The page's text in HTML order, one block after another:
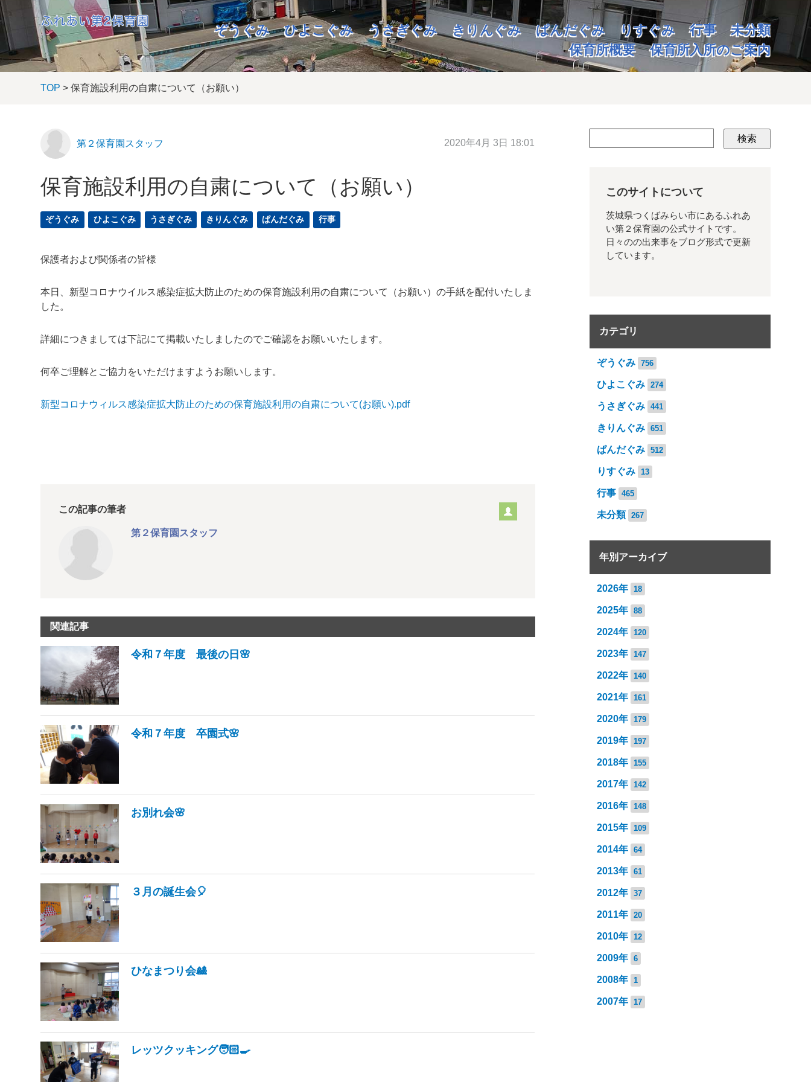
ぞうぐみ ひよこぐみ うさぎぐみ きりんぐみ ぱんだぐみ りすぐみ 行事
未分類
保育所概要
保育所入所のご案内
TOP > 保育施設利用の自粛について（お願い）
第２保育園スタッフ 2020年4月 3日 18:01
保育施設利用の自粛について（お願い）
ぞうぐみ ひよこぐみ うさぎぐみ きりんぐみ ぱんだぐみ 行事
保護者および関係者の皆様
本日、新型コロナウイルス感染症拡大防止のための保育施設利用の自粛について（お願い）の手紙を配付いたしま
した。
詳細につきましては下記にて掲載いたしましたのでご確認をお願いいたします。
何卒ご理解とご協力をいただけますようお願いします。
新型コロナウィルス感染症拡大防止のための保育施設利用の自粛について(お願い).pdf
この記事の筆者
第２保育園スタッフ
関連記事
令和７年度 最後の日🌸
令和７年度 卒園式🌸
お別れ会🌸
３月の誕生会🎈
ひなまつり会🎎
レッツクッキング🧑🏻‍🍳
検索
このサイトについて
茨城県つくばみらい市にあるふれあ
い第２保育園の公式サイトです。
日々のの出来事をブログ形式で更新
しています。
カテゴリ
ぞうぐみ 756
ひよこぐみ 274
うさぎぐみ 441
きりんぐみ 651
ぱんだぐみ 512
りすぐみ 13
行事 465
未分類 267
年別アーカイブ
2026年 18
2025年 88
2024年 120
2023年 147
2022年 140
2021年 161
2020年 179
2019年 197
2018年 155
2017年 142
2016年 148
2015年 109
2014年 64
2013年 61
2012年 37
2011年 20
2010年 12
2009年 6
2008年 1
2007年 17